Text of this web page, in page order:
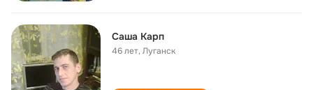
Саша Карп
46 лет,Луганск